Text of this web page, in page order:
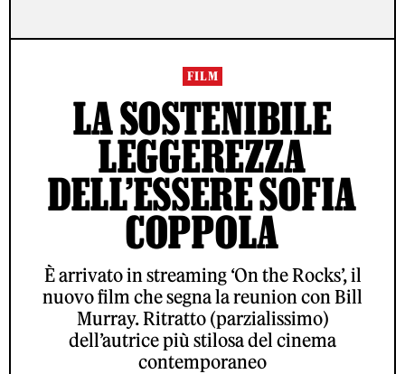
FILM
LA SOSTENIBILE
LEGGEREZZA
DELL’ESSERE SOFIA
COPPOLA
È arrivato in streaming ‘On the Rocks’, il
nuovo film che segna la reunion con Bill
Murray. Ritratto (parzialissimo)
dell’autrice più stilosa del cinema
contemporaneo